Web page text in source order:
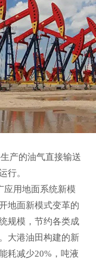
产的油气直接输送
行。
用地面系统新模
地面新模式变革的
规模，节约各类成
大港油田构建的新
耗减少20%，吨液